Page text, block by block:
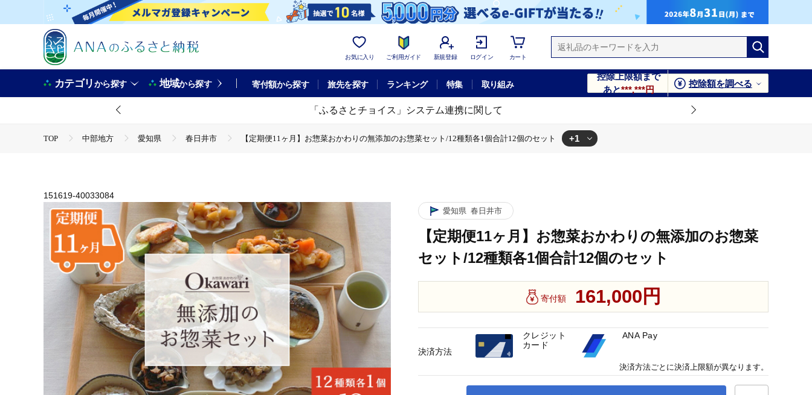
お気に入り ご利用ガイド 新規登録 ログイン カート
カテゴリから探す 地域から探す 寄付額から探す 旅先を探す ランキング 特集 取り組み
控除上限額まで
あと***,***円
控除額を調べる
「ふるさとチョイス」システム連携に関して
TOP 中部地方 愛知県 春日井市 【定期便11ヶ月】お惣菜おかわりの無添加のお惣菜セット/12種類各1個合計12個のセット +1
151619-40033084
愛知県 春日井市
【定期便11ヶ月】お惣菜おかわりの無添加のお惣菜
セット/12種類各1個合計12個のセット
寄付額 161,000円
決済方法
クレジット
カード
ANA Pay
決済方法ごとに決済上限額が異なります。